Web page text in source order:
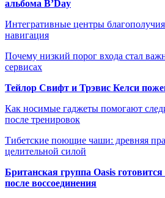
альбома B’Day
Интегративные центры
навигация
Почему низкий порог входа стал
сервисах
Тейлор Свифт и Трэвис Келси
Как носимые гаджеты помогают
после тренировок
Тибетские поющие чаши: древняя
целительной силой
Британская группа Oasis
после воссоединения